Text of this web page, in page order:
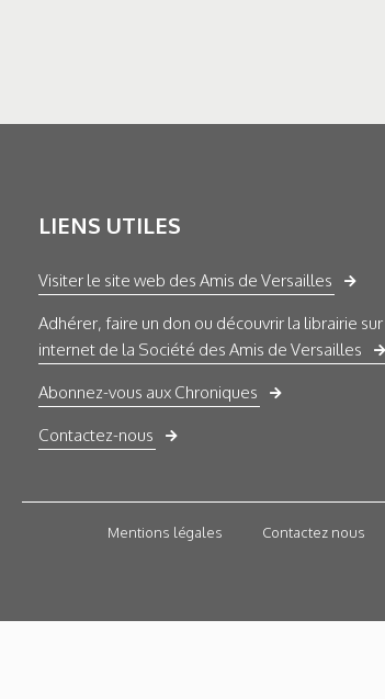
LIENS UTILES
Visiter le site web des Amis de Versailles
Adhérer, faire un don ou découvrir la librairie
internet de la Société des Amis de Versailles
Abonnez-vous aux Chroniques
Contactez-nous
Mentions légales Contactez nous